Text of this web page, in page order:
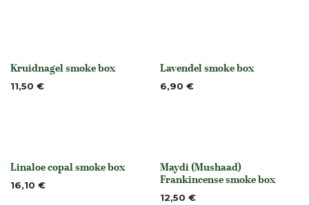
None
Kruidnagel smoke box
11,50 € None
Lavendel smoke box
6,90 €
Niet op voorraad
Linaloe copal smoke box
16,10 € None
Maydi (Mushaad)
Frankincense smoke box
12,50 €